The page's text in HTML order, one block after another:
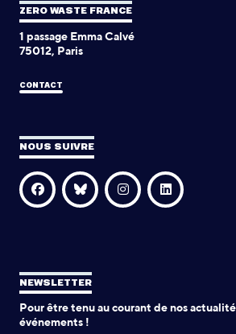
ZERO WASTE FRANCE
1 passage Emma Calvé
75012, Paris
CONTACT
NOUS SUIVRE
NEWSLETTER
Pour être tenu au courant de nos
événements !